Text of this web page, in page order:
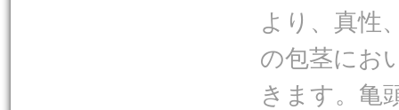
より、真性
の包茎にお
きます。亀